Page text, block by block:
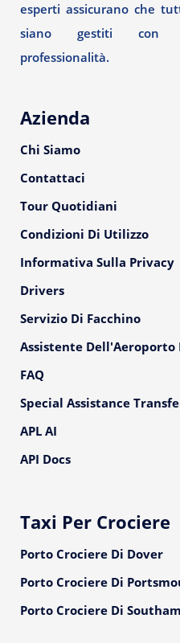
esperti assicurano che
siano gestiti con
professionalità.
Azienda
Chi Siamo
Contattaci
Tour Quotidiani
Condizioni Di Utilizzo
Informativa Sulla Privacy
Drivers
Servizio Di Facchino
Assistente Dell'Aeroporto
FAQ
Special Assistance
APL AI
API Docs
Taxi Per Crociere
Porto Crociere Di Dover
Porto Crociere Di
Porto Crociere Di